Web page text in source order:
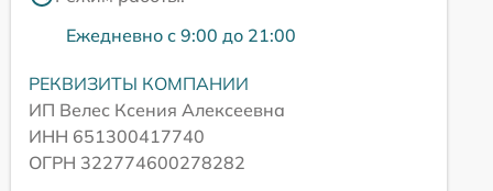
Ежедневно с 9:00 до 21:00
РЕКВИЗИТЫ КОМПАНИИ
ИП Велес Ксения Алексеевна
ИНН 651300417740
ОГРН 322774600278282